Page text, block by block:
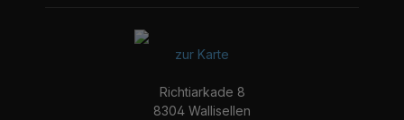
zur Karte
Richtiarkade 8
8304 Wallisellen